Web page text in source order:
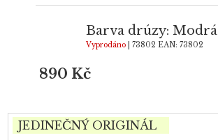
Barva drúzy: Modrá
Vyprodáno | 73802EAN: 73802
890 Kč
JEDINEČNÝ ORIGINÁL